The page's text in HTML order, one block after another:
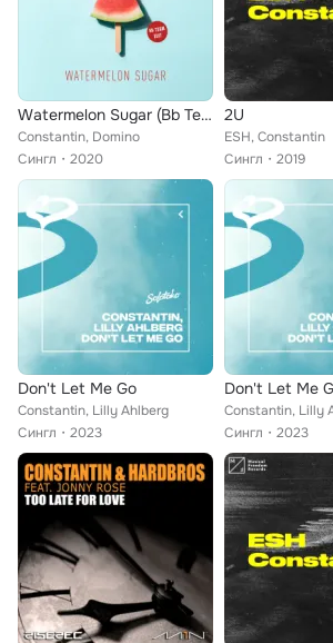
Watermelon Sugar (Bb Team Edit)
Constantin, Domino
Сингл
2020
2U
ESH, Constantin
Сингл
2019
Don't Let Me Go
Constantin, Lilly Ahlberg
Сингл
2023
Constantin, Lilly
Сингл
2023